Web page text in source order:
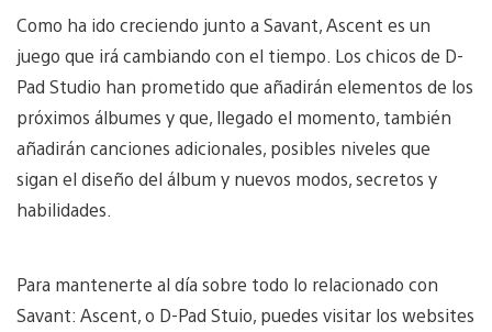
Como ha ido creciendo junto a Savant, Ascent es un
juego que irá cambiando con el tiempo. Los chicos de D-
Pad Studio han prometido que añadirán elementos de los
próximos álbumes y que, llegado el momento, también
añadirán canciones adicionales, posibles niveles que
sigan el diseño del álbum y nuevos modos, secretos y
habilidades.
Para mantenerte al día sobre todo lo relacionado con
Savant: Ascent, o D-Pad Stuio, puedes visitar los websites